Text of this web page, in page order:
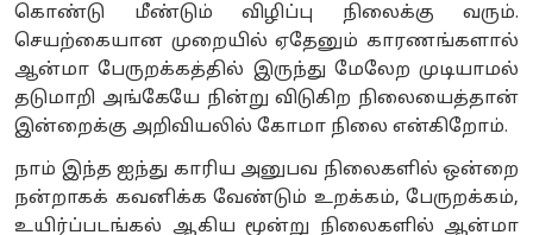
கொண்டு மீண்டும் விழிப்பு நிலைக்கு வரும்.
செயற்கையான முறையில் ஏதேனும் காரணங்களால்
ஆன்மா பேருறக்கத்தில் இருந்து மேலேற முடியாமல்
தடுமாறி அங்கேயே நின்று விடுகிற நிலையைத்தான்
இன்றைக்கு அறிவியலில் கோமா நிலை என்கிறோம்.
நாம் இந்த ஐந்து காரிய அனுபவ நிலைகளில் ஒன்றை
நன்றாகக் கவனிக்க வேண்டும் உறக்கம், பேருறக்கம்,
உயிர்ப்படங்கல் ஆகிய மூன்று நிலைகளில் ஆன்மா